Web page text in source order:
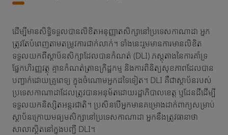
ដើម្បីមានសិទ្ធិទទួលបានលិខិតអនុញ្ញាតសិក្សានៅប្រទេសកាណាដា អ្នក
ត្រូវតែបំពេញតាមតម្រូវការជាក់លាក់។ ទាំងនេះរួមមានការមានលិខិត
ទទួលយកពីស្ថាប័នសិក្សាដែលបានកំណត់ (DLI) ភស្តុតាងនៃការគាំទ្រ
ផ្នែកហិរញ្ញវត្ថុ គ្មានកំណត់ត្រាឧក្រិដ្ឋកម្ម និងការពិនិត្យសុខភាពដែលបាន
បញ្ជាក់ដោយគ្រូពេទ្យ ក្នុងចំណោមអ្នកដទៃទៀត។ DLI គឺជាស្ថាប័នរបស់
ប្រទេសកាណាដាដែលត្រូវបានអនុម័តដោយរដ្ឋាភិបាលខេត្ត ឬដែនដីដើម្បី
ទទួលយកនិស្សិតអន្តរជាតិ។ ប្រសិនបើអ្នកមានគម្រោងដាក់ពាក្យសម្រាប់
ស្ថាប័នក្រោយមធ្យមសិក្សានៅប្រទេសកាណាដា អ្នកនឹងត្រូវធានាថា
សាលាស្ថិតនៅក្នុងបញ្ជី DLI។